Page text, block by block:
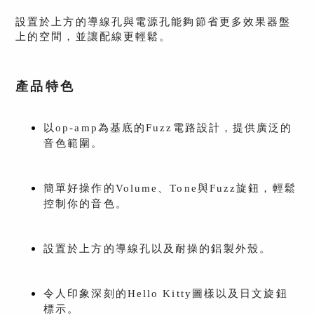
設置於上方的導線孔與電源孔能夠節省更多效果器盤
上的空間，並讓配線更輕鬆。
產品特色
以op-amp為基底的Fuzz電路設計，提供廣泛的
音色範圍。
簡單好操作的Volume、Tone與Fuzz旋鈕，輕鬆
控制你的音色。
設置於上方的導線孔以及耐操的鋁製外殼。
令人印象深刻的Hello Kitty圖樣以及日文旋鈕
標示。